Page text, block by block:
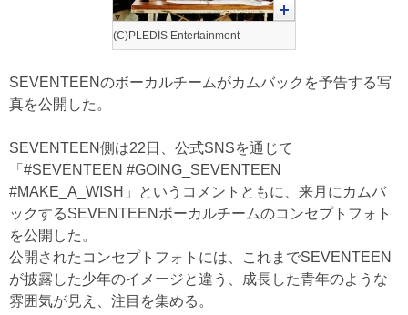
(C)PLEDIS Entertainment
SEVENTEENのボーカルチームがカムバックを予告する写
真を公開した。
SEVENTEEN側は22日、公式SNSを通じて
「#SEVENTEEN #GOING_SEVENTEEN
#MAKE_A_WISH」というコメントともに、来月にカムバ
ックするSEVENTEENボーカルチームのコンセプトフォト
を公開した。
公開されたコンセプトフォトには、これまでSEVENTEEN
が披露した少年のイメージと違う、成長した青年のような
雰囲気が見え、注目を集める。